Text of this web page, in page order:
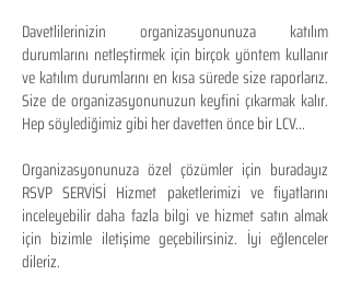
Davetlilerinizin organizasyonunuza katılım
durumlarını netleştirmek için birçok yöntem kullanır
ve katılım durumlarını en kısa sürede size raporlarız.
Size de organizasyonunuzun keyfini çıkarmak kalır.
Hep söylediğimiz gibi her davetten önce bir LCV...
Organizasyonunuza özel çözümler için buradayız
RSVP SERVİSİ Hizmet paketlerimizi ve fiyatlarını
inceleyebilir daha fazla bilgi ve hizmet satın almak
için bizimle iletişime geçebilirsiniz. İyi eğlenceler
dileriz.